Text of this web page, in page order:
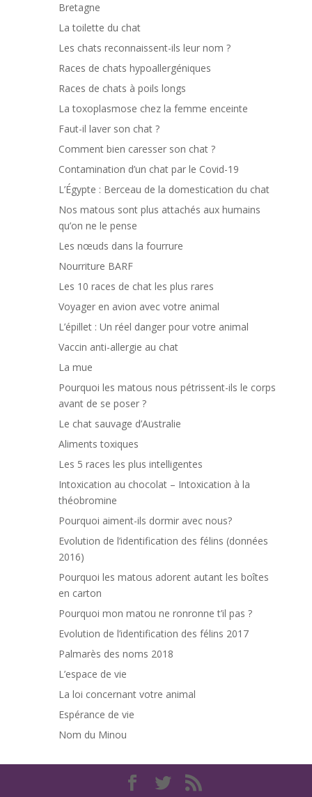
Bretagne
La toilette du chat
Les chats reconnaissent-ils leur nom ?
Races de chats hypoallergéniques
Races de chats à poils longs
La toxoplasmose chez la femme enceinte
Faut-il laver son chat ?
Comment bien caresser son chat ?
Contamination d’un chat par le Covid-19
L’Égypte : Berceau de la domestication du chat
Nos matous sont plus attachés aux humains
qu’on ne le pense
Les nœuds dans la fourrure
Nourriture BARF
Les 10 races de chat les plus rares
Voyager en avion avec votre animal
L’épillet : Un réel danger pour votre animal
Vaccin anti-allergie au chat
La mue
Pourquoi les matous nous pétrissent-ils le corps
avant de se poser ?
Le chat sauvage d’Australie
Aliments toxiques
Les 5 races les plus intelligentes
Intoxication au chocolat – Intoxication à la
théobromine
Pourquoi aiment-ils dormir avec nous?
Evolution de l’identification des félins (données
2016)
Pourquoi les matous adorent autant les boîtes
en carton
Pourquoi mon matou ne ronronne t’il pas ?
Evolution de l’identification des félins 2017
Palmarès des noms 2018
L’espace de vie
La loi concernant votre animal
Espérance de vie
Nom du Minou